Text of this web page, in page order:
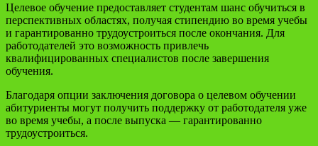
Целевое обучение предоставляет студентам шанс обучиться в
перспективных областях, получая стипендию во время учебы
и гарантированно трудоустроиться после окончания. Для
работодателей это возможность привлечь
квалифицированных специалистов после завершения
обучения.
Благодаря опции заключения договора о целевом обучении
абитуриенты могут получить поддержку от работодателя уже
во время учебы, а после выпуска — гарантированно
трудоустроиться.